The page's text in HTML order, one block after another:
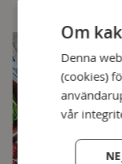
Om
Denna
(cookies)
vår